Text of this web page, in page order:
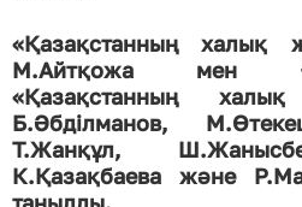
«Қазақстанның халық
М.Айтқожа мен
«Қазақстанның
Б.Әбділманов,
Т.Жанқұл,
К.Қазақбаева және